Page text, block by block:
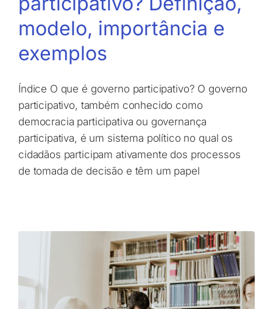
modelo, importância e
exemplos
Índice O que é governo participativo? O governo
participativo, também conhecido como
democracia participativa ou governança
participativa, é um sistema político no qual os
cidadãos participam ativamente dos processos
de tomada de decisão e têm um papel